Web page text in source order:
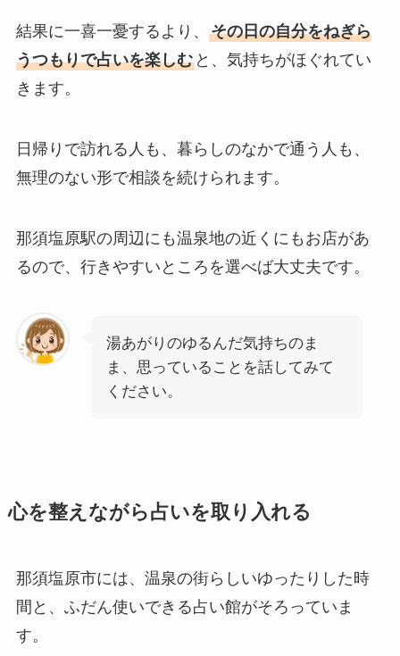
結果に一喜一憂するより、 その日の自分をねぎら
うつもりで占いを楽しむと、気持ちがほぐれてい
きます。
日帰りで訪れる人も、暮らしのなかで通う人も、
無理のない形で相談を続けられます。
那須塩原駅の周辺にも温泉地の近くにもお店があ
るので、行きやすいところを選べば大丈夫です。
湯あがりのゆるんだ気持ちのま
ま、思っていることを話してみて
ください。
心を整えながら占いを取り入れる
那須塩原市には、温泉の街らしいゆったりした時
間と、ふだん使いできる占い館がそろっていま
す。